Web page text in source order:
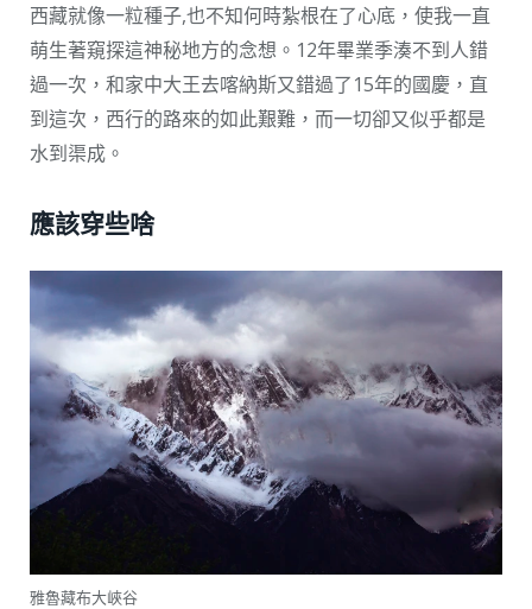
西藏就像一粒種子,也不知何時紮根在了心底，使我一直
萌生著窺探這神秘地方的念想。12年畢業季湊不到人錯
過一次，和家中大王去喀納斯又錯過了15年的國慶，直
到這次，西行的路來的如此艱難，而一切卻又似乎都是
水到渠成。
應該穿些啥
雅魯藏布大峽谷